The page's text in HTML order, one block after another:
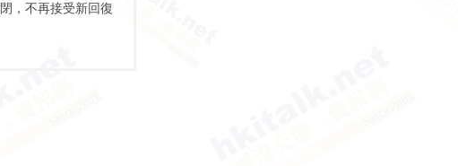
，不再接受新回復